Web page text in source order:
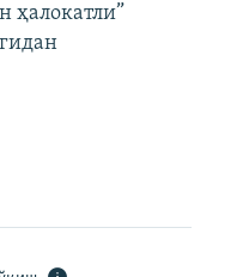
ҳалокатли”